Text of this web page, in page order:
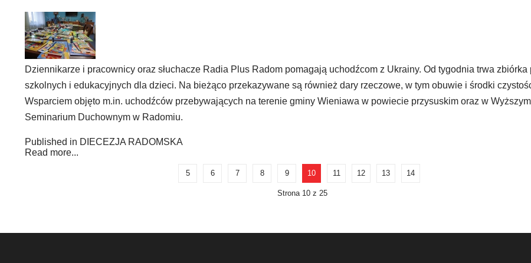
Dziennikarze i pracownicy oraz słuchacze Radia Plus Radom pomagają uchodźcom z Ukrainy. Od tygodnia trwa zbiórka
szkolnych i edukacyjnych dla dzieci. Na bieżąco przekazywane są również dary rzeczowe, w tym obuwie i środki
Wsparciem objęto m.in. uchodźców przebywających na terenie gminy Wieniawa w powiecie przysuskim oraz w Wyższym
Seminarium Duchownym w Radomiu.
Published in DIECEZJA RADOMSKA
Read more...
5 6 7 8 9 10 11 12 13 14
Strona 10 z 25